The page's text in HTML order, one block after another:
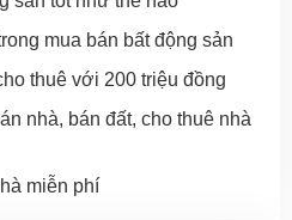
mua bán bất động sản
thuê với 200 triệu đồng
nhà, bán đất, cho thuê nhà
miễn phí